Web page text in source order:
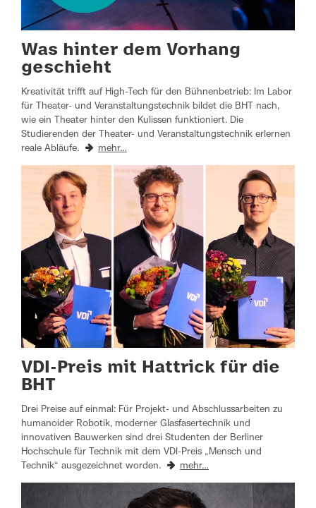
Was hinter dem Vorhang
geschieht
Kreativität trifft auf High-Tech für den Bühnenbetrieb: Im Labor
für Theater- und Veranstaltungstechnik bildet die BHT nach,
wie ein Theater hinter den Kulissen funktioniert. Die
Studierenden der Theater- und Veranstaltungstechnik erlernen
reale Abläufe.
mehr…
VDI-Preis mit Hattrick für die
BHT
Drei Preise auf einmal: Für Projekt- und Abschlussarbeiten zu
humanoider Robotik, moderner Glasfasertechnik und
innovativen Bauwerken sind drei Studenten der Berliner
Hochschule für Technik mit dem VDI-Preis „Mensch und
Technik“ ausgezeichnet worden.
mehr…